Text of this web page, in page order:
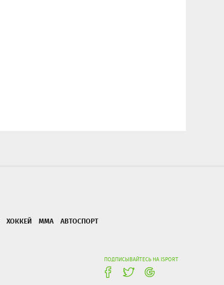
ХОККЕЙ ММА АВТОСПОРТ
ПОДПИСЫВАЙТЕСЬ НА ISPORT